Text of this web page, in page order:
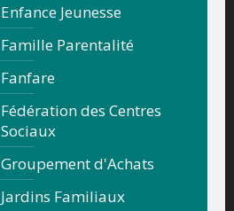
Enfance Jeunesse
Famille Parentalité
Fanfare
Fédération des Centres
Sociaux
Groupement d'Achats
Jardins Familiaux